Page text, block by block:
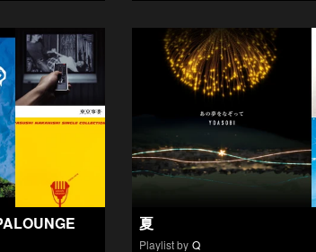
夏
Playlist by Q